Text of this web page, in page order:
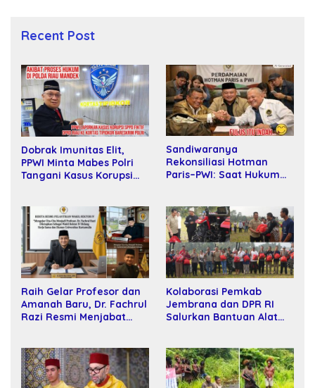
Recent Post
Dobrak Imunitas Elit,
PPWI Minta Mabes Polri
Tangani Kasus Korupsi
Sandiwaranya
Rekonsiliasi Hotman
Paris–PWI: Saat Hukum
Raih Gelar Profesor dan
Amanah Baru, Dr. Fachrul
Razi Resmi Menjabat
Kolaborasi Pemkab
Jembrana dan DPR RI
Salurkan Bantuan Alat